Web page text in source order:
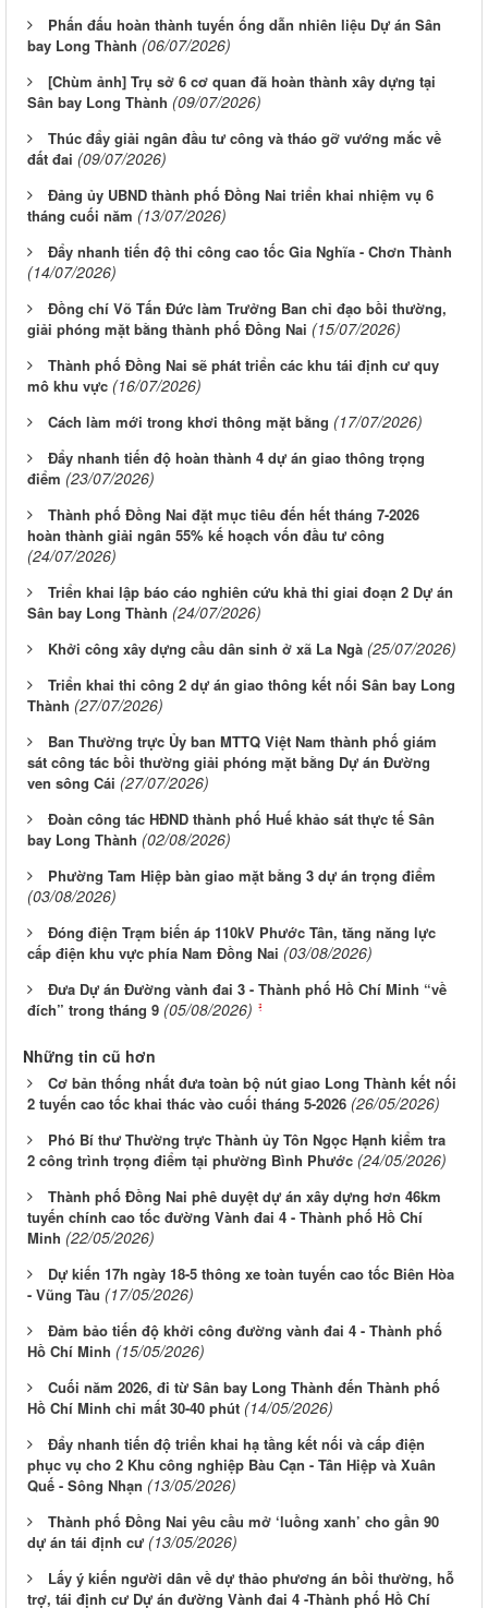
Phấn đấu hoàn thành tuyến ống dẫn nhiên liệu Dự án Sân
bay Long Thành (06/07/2026)
[Chùm ảnh] Trụ sở 6 cơ quan đã hoàn thành xây dựng tại
Sân bay Long Thành (09/07/2026)
Thúc đẩy giải ngân đầu tư công và tháo gỡ vướng mắc về
đất đai (09/07/2026)
Đảng ủy UBND thành phố Đồng Nai triển khai nhiệm vụ 6
tháng cuối năm (13/07/2026)
Đẩy nhanh tiến độ thi công cao tốc Gia Nghĩa - Chơn Thành
(14/07/2026)
Đồng chí Võ Tấn Đức làm Trưởng Ban chỉ đạo bồi thường,
giải phóng mặt bằng thành phố Đồng Nai (15/07/2026)
Thành phố Đồng Nai sẽ phát triển các khu tái định cư quy
mô khu vực (16/07/2026)
Cách làm mới trong khơi thông mặt bằng (17/07/2026)
Đẩy nhanh tiến độ hoàn thành 4 dự án giao thông trọng
điểm (23/07/2026)
Thành phố Đồng Nai đặt mục tiêu đến hết tháng 7-2026
hoàn thành giải ngân 55% kế hoạch vốn đầu tư công
(24/07/2026)
Triển khai lập báo cáo nghiên cứu khả thi giai đoạn 2 Dự án
Sân bay Long Thành (24/07/2026)
Khởi công xây dựng cầu dân sinh ở xã La Ngà (25/07/2026)
Triển khai thi công 2 dự án giao thông kết nối Sân bay Long
Thành (27/07/2026)
Ban Thường trực Ủy ban MTTQ Việt Nam thành phố giám
sát công tác bồi thường giải phóng mặt bằng Dự án Đường
ven sông Cái (27/07/2026)
Đoàn công tác HĐND thành phố Huế khảo sát thực tế Sân
bay Long Thành (02/08/2026)
Phường Tam Hiệp bàn giao mặt bằng 3 dự án trọng điểm
(03/08/2026)
Đóng điện Trạm biến áp 110kV Phước Tân, tăng năng lực
cấp điện khu vực phía Nam Đồng Nai (03/08/2026)
Đưa Dự án Đường vành đai 3 - Thành phố Hồ Chí Minh “về
đích” trong tháng 9 (05/08/2026)
Những tin cũ hơn
Cơ bản thống nhất đưa toàn bộ nút giao Long Thành kết nối
2 tuyến cao tốc khai thác vào cuối tháng 5-2026 (26/05/2026)
Phó Bí thư Thường trực Thành ủy Tôn Ngọc Hạnh kiểm tra
2 công trình trọng điểm tại phường Bình Phước (24/05/2026)
Thành phố Đồng Nai phê duyệt dự án xây dựng hơn 46km
tuyến chính cao tốc đường Vành đai 4 - Thành phố Hồ Chí
Minh (22/05/2026)
Dự kiến 17h ngày 18-5 thông xe toàn tuyến cao tốc Biên Hòa
- Vũng Tàu (17/05/2026)
Đảm bảo tiến độ khởi công đường vành đai 4 - Thành phố
Hồ Chí Minh (15/05/2026)
Cuối năm 2026, đi từ Sân bay Long Thành đến Thành phố
Hồ Chí Minh chỉ mất 30-40 phút (14/05/2026)
Đẩy nhanh tiến độ triển khai hạ tầng kết nối và cấp điện
phục vụ cho 2 Khu công nghiệp Bàu Cạn - Tân Hiệp và Xuân
Quế - Sông Nhạn (13/05/2026)
Thành phố Đồng Nai yêu cầu mở ‘luồng xanh’ cho gần 90
dự án tái định cư (13/05/2026)
Lấy ý kiến người dân về dự thảo phương án bồi thường, hỗ
trợ, tái định cư Dự án đường Vành đai 4 -Thành phố Hồ Chí